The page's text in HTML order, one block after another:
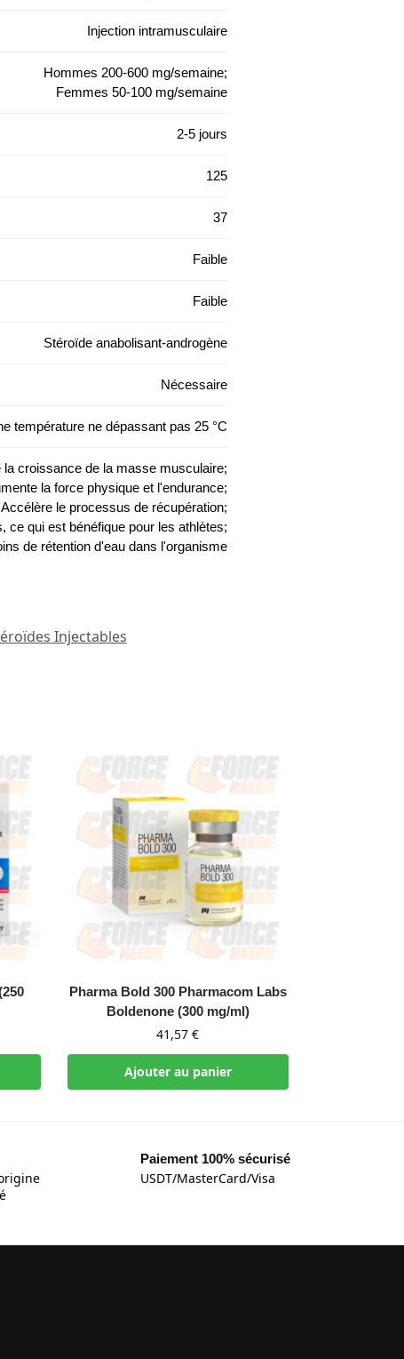
Injection intramusculaire
Hommes 200-600 mg/semaine;
Femmes 50-100 mg/semaine
2-5 jours
125
37
Faible
Faible
Stéroïde anabolisant-androgène
Nécessaire
température ne dépassant pas 25 °C
la croissance de la masse musculaire;
la force physique et l'endurance;
Accélère le processus de récupération;
ce qui est bénéfique pour les athlètes;
de rétention d'eau dans l'organisme
Injectables
Pharma Bold 300 Pharmacom Labs
Boldenone (300 mg/ml)
41,57€
Ajouter au panier
Paiement 100% sécurisé
USDT/MasterCard/Visa